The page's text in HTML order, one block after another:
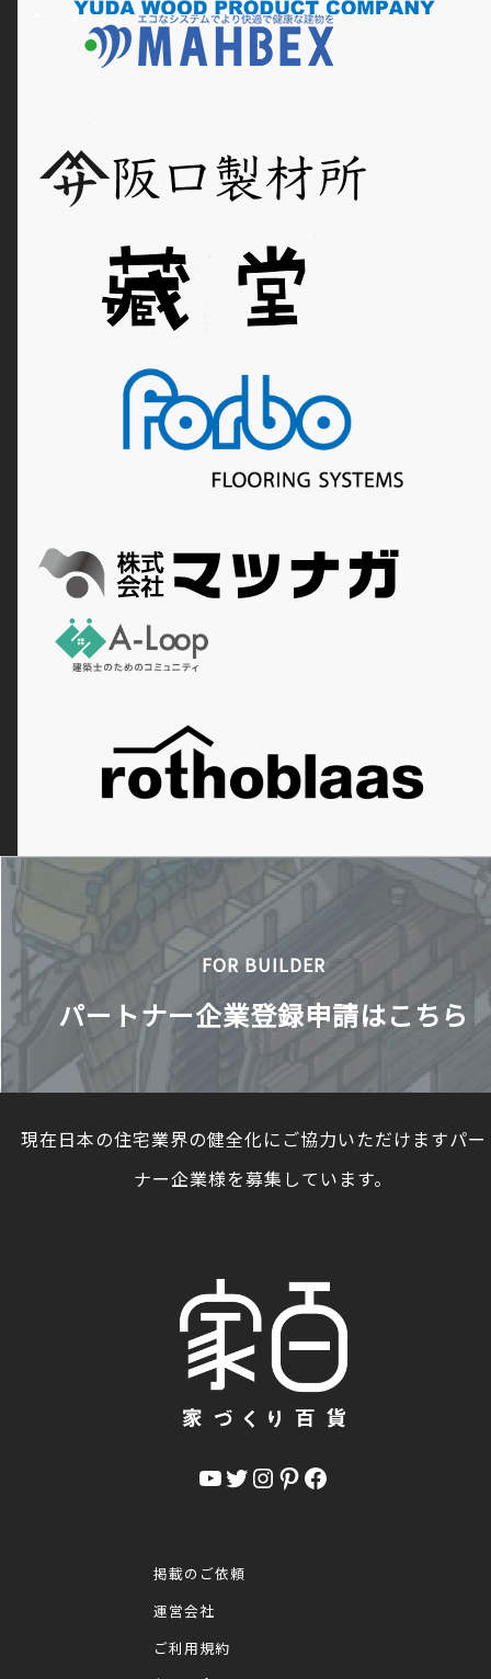
FOR BUILDER
パートナー企業登録申請はこちら
現在日本の住宅業界の健全化にご協力いただけますパ
ナー企業様を募集しています。
YouTube Twitter InstagramPinterest Facebook
掲載のご依頼
運営会社
ご利用規約